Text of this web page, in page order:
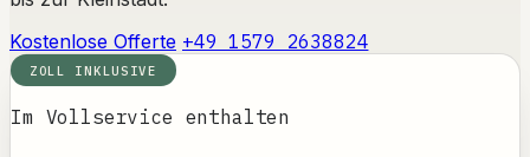
Kostenlose Offerte +49 1579 2638824
ZOLL INKLUSIVE
Im Vollservice enthalten